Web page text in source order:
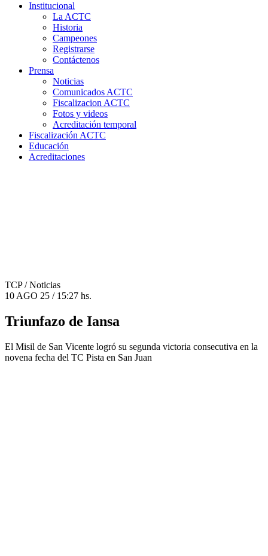
Institucional
La ACTC
Historia
Campeones
Registrarse
Contáctenos
Prensa
Noticias
Comunicados ACTC
Fiscalizacion ACTC
Fotos y videos
Acreditación temporal
Fiscalización ACTC
Educación
Acreditaciones
TCP/ Noticias
10 AGO 25 / 15:27 hs.
Triunfazo de Iansa
El Misil de San Vicente logró su segunda victoria consecutiva en la
novena fecha del TC Pista en San Juan